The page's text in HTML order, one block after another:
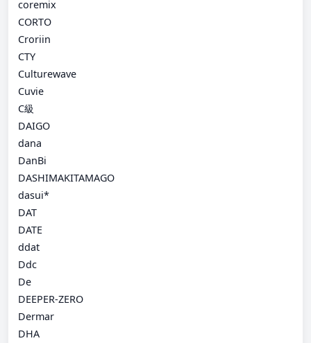
coremix
CORTO
Croriin
CTY
Culturewave
Cuvie
C級
DAIGO
dana
DanBi
DASHIMAKITAMAGO
dasui*
DAT
DATE
ddat
Ddc
De
DEEPER-ZERO
Dermar
DHA